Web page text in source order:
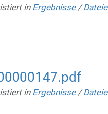
in Ergebnisse /
in Ergebnisse /